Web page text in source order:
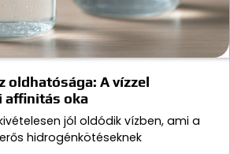
oldhatósága: A vízzel
affinitás oka
jól oldódik vízben, ami a
hidrogénkötéseknek